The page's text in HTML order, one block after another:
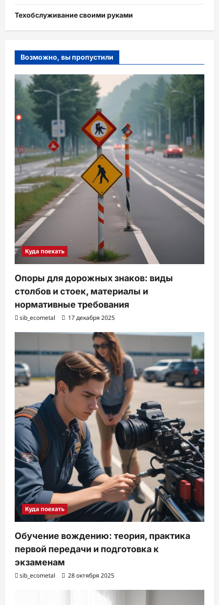
Техобслуживание своими руками
Возможно, вы пропустили
Куда поехать
Опоры для дорожных знаков: виды
столбов и стоек, материалы и
нормативные требования
sib_ecometal 17 декабря 2025
Куда поехать
Обучение вождению: теория, практика
первой передачи и подготовка к
экзаменам
sib_ecometal 28 октября 2025